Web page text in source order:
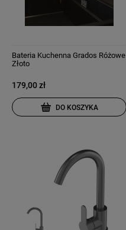
Bateria Kuchenna Grados Różowe
Złoto
179,00 zł
DO KOSZYKA